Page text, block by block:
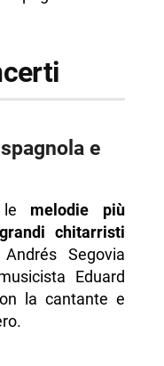
e
le melodie più
chitarristi
Segovia
Eduard
la cantante e